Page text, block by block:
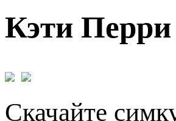
Кэти
Скачайте